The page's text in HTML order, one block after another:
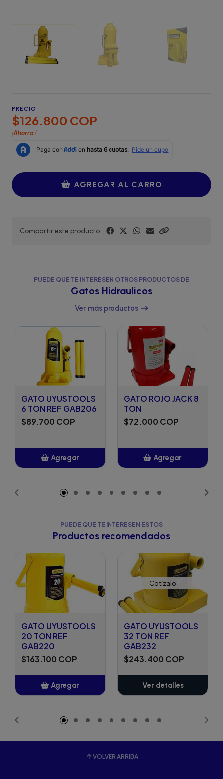
PRECIO
$126.800 COP
¡Ahorra!
AGREGAR AL CARRO
Compartir este producto
PUEDE QUE TE INTERESEN OTROS PRODUCTOS DE
Gatos Hidraulicos
Ver más productos
GATO UYUSTOOLS
6 TON REF GAB206
$89.700 COP
Agregar
GATO ROJO JACK 8
TON
$72.000 COP
Agregar
PUEDE QUE TE INTERESEN ESTOS
Productos recomendados
GATO UYUSTOOLS
20 TON REF
GAB220
$163.100 COP
Agregar
Cotízalo
GATO UYUSTOOLS
32 TON REF
GAB232
$243.400 COP
Ver detalles
VOLVER ARRIBA